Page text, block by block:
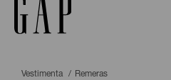
Vestimenta Remeras